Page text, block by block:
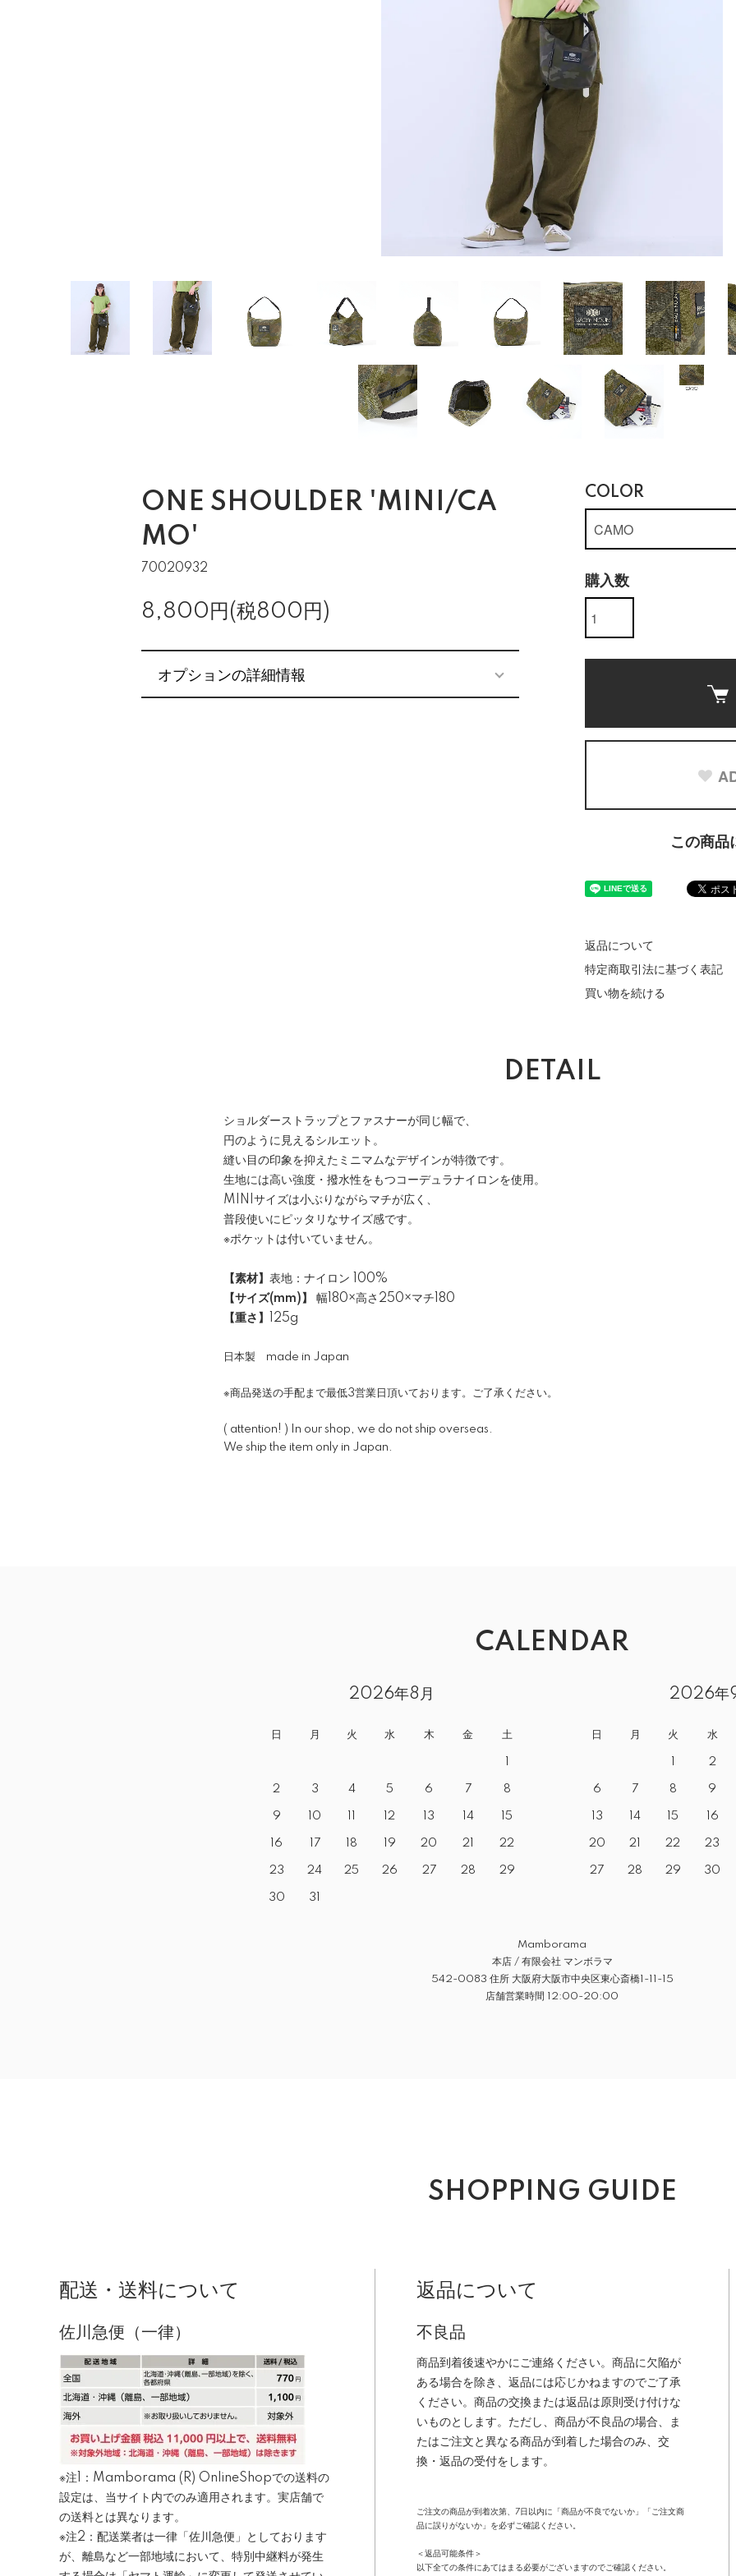
ONE SHOULDER 'MINI/CA
MO'
70020932
8,800円(税800円)
オプションの詳細情報
COLOR
購入数
この商品
返品について
特定商取引法に基づく表記
買い物を続ける
DETAIL
ショルダーストラップとファスナーが同じ幅で、
円のように見えるシルエット。
縫い目の印象を抑えたミニマムなデザインが特徴です。
生地には高い強度・撥水性をもつコーデュラナイロンを使用。
MINIサイズは小ぶりながらマチが広く、
普段使いにピッタリなサイズ感です。
※ポケットは付いていません。
【素材】 表地：ナイロン 100%
【サイズ(mm)】
幅180×高さ250×マチ180
【重さ】
125g
日本製 made in Japan
※商品発送の手配まで最低3営業日頂いております。ご了承ください。
( attention! ) In our shop, we do not ship overseas.
We ship the item only in Japan.
CALENDAR
2026年8月
日 月 火 水 木 金 土
2 3 4 5 6 7 8
9 10 12 13 14 15
16 17 18 19 20 21 22
23 24 25 26 27 28 29
30 31
2026年
日 月 火 水
2
6 7 8 9
13 14 15 16
20 21 22 23
27 28 29 30
Mamborama
本店 / 有限会社 マンボラマ
542-0083 住所 大阪府大阪市中央区東心斎橋1-11-15
店舗営業時間 12:00-20:00
SHOPPING GUIDE
配送・送料について
佐川急便（一律）
※注1：Mamborama (R) OnlineShopでの送料の
設定は、当サイト内でのみ適用されます。実店舗で
の送料とは異なります。
※注2：配送業者は一律「佐川急便」としております
が、離島など一部地域において、特別中継料が発生
返品について
不良品
商品到着後速やかにご連絡ください。商品に欠陥が
ある場合を除き、返品には応じかねますのでご了承
ください。商品の交換または返品は原則受け付けな
いものとします。ただし、商品が不良品の場合、ま
たはご注文と異なる商品が到着した場合のみ、交
換・返品の受付をします。
ご注文の商品が到着次第、7日以内に「商品が不良でないか」「ご注文商
品に誤りがないか」を必ずご確認ください。
＜返品可能条件＞
以下全ての条件にあてはまる必要がございますのでご確認ください。